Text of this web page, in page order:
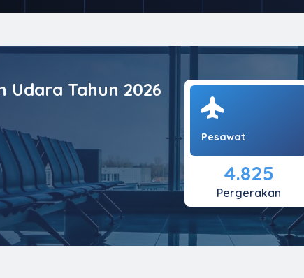
Udara Tahun 2026
Pesawat
4.825
Pergerakan